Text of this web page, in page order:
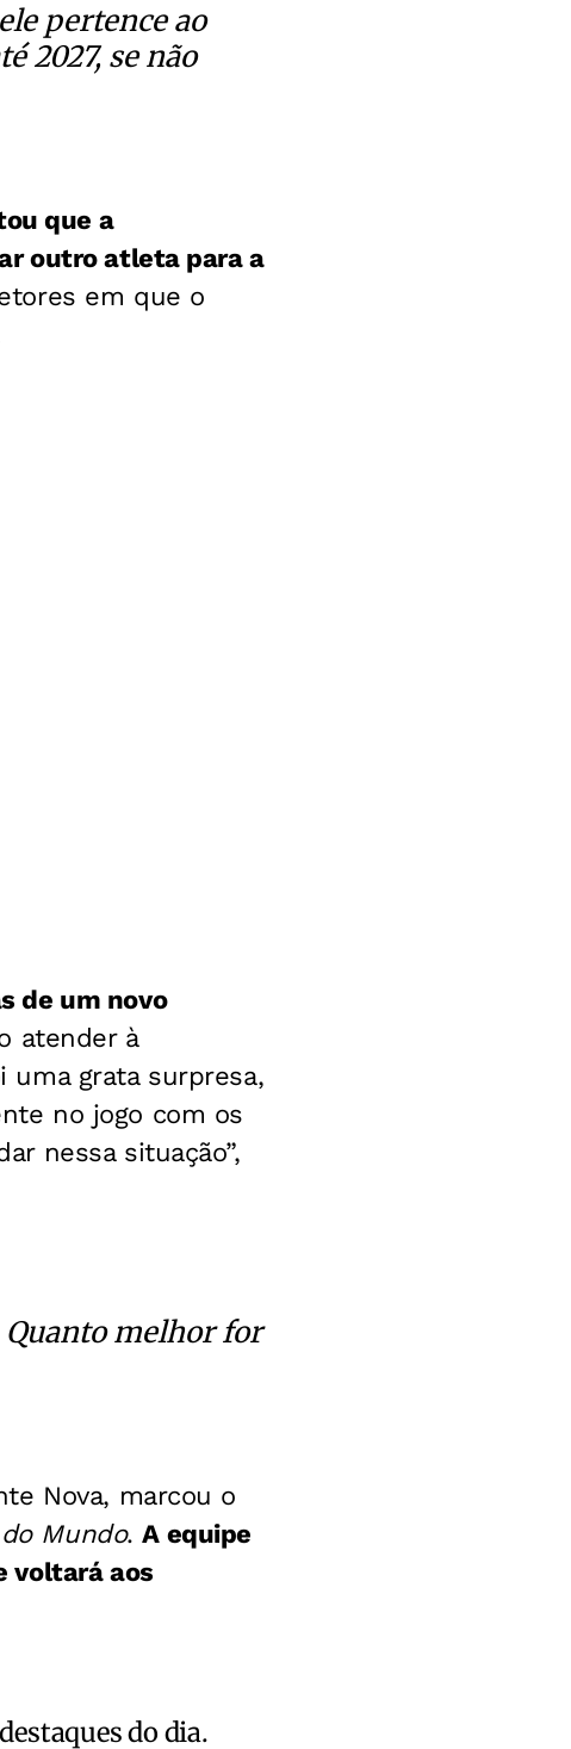
pertence ao
2027, se não
que a
outro atleta para a
em que o
de um novo
atender à
uma grata surpresa,
no jogo com os
nessa situação”,
Quanto melhor for
Nova, marcou o
Mundo.A equipe
voltará aos
do dia.